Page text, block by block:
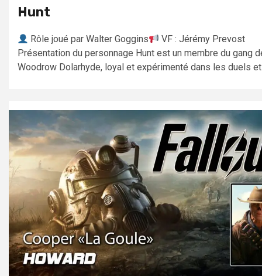
Hunt
Rôle joué par Walter Goggins
VF : Jérémy Prevost
Présentation du personnage Hunt est un membre du gang
Woodrow Dolarhyde, loyal et expérimenté dans les duels